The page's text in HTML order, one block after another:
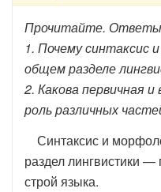
Прочитайте.
1. Почему синтаксис
общем разделе
2. Какова первичная
роль различных
Синтаксис и
раздел лингвистики —
строй языка.